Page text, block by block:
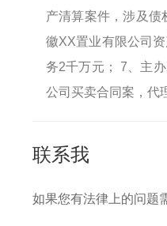
产清算案件，涉及
徽XX置业有限公司
务2千万元； 7、主
公司买卖合同案，代
联系我
如果您有法律上的问题